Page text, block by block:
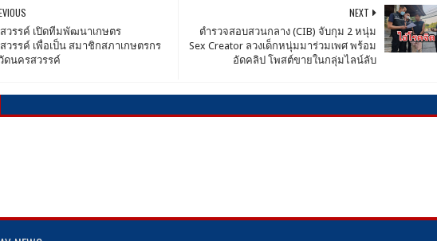
NEXT
ตำรวจสอบสวนกลาง (CIB) จับกุม 2 หนุ่ม
Sex Creator ลวงเด็กหนุ่มมาร่วมเพศ พร้อม
อัดคลิป โพสต์ขายในกลุ่มไลน์ลับ
วรรค์​ เปิดทีมพัฒนาเกษตร
วรรค์​ เพื่อเป็น​ สมาชิกสภาเกษตรกร​
ด​นครสวรรค์